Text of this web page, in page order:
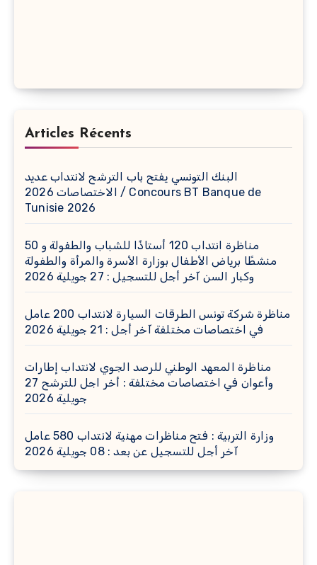
Articles Récents
البنك التونسي يفتح باب الترشح لانتداب عديد
الاختصاصات 2026 / Concours BT Banque de
Tunisie 2026
مناظرة انتداب 120 أستاذًا للشباب والطفولة و 50
منشطًا برياض الأطفال بوزارة الأسرة والمرأة والطفولة
وكبار السن آخر أجل للتسجيل : 27 جويلية 2026
مناظرة شركة تونس الطرقات السيارة لانتداب 200 عامل
في اختصاصات مختلفة آخر أجل : 21 جويلية 2026
مناظرة المعهد الوطني للرصد الجوي لانتداب إطارات
وأعوان في اختصاصات مختلفة : أخر اجل للترشح 27
جويلية 2026
وزارة التربية : فتح مناظرات مهنية لانتداب 580 عامل
آخر أجل للتسجيل عن بعد : 08 جويلية 2026